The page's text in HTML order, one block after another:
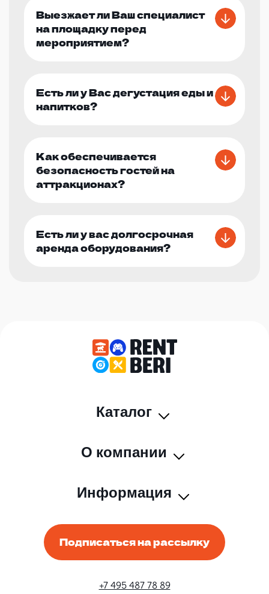
Выезжает ли Ваш специалист
на площадку перед
мероприятием?
Есть ли у Вас дегустация еды и
напитков?
Как обеспечивается
безопасность гостей на
аттракционах?
Есть ли у вас долгосрочная
аренда оборудования?
Каталог
О компании
Информация
Подписаться на рассылку
+7 495 487 78 89